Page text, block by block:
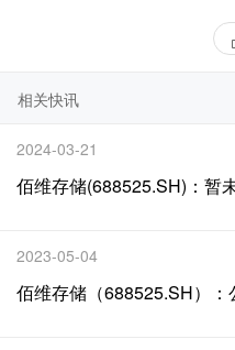
相关快讯
2024-03-21
佰维存储(688525.SH)：暂
2023-05-04
佰维存储（688525.SH）